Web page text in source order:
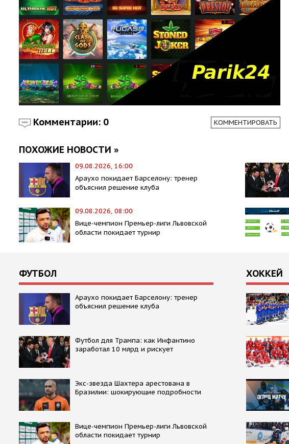
Комментарии: 0 КОММЕНТИРОВАТЬ
ПОХОЖИЕ НОВОСТИ »
09.08.2026, 16:00
Араухо покидает Барселону: тренер
объяснил решение клуба
09.08.2026, 08:00
Вице-чемпион Премьер-лиги Львовской
области покидает турнир
ФУТБОЛ
Араухо покидает Барселону: тренер
объяснил решение клуба
Футбол для Трампа: как Инфантино
заработал 10 млрд и рискует
Экс-звезда Шахтера арестована в
Бразилии: шокирующие подробности
Вице-чемпион Премьер-лиги Львовской
области покидает турнир
ХОККЕЙ